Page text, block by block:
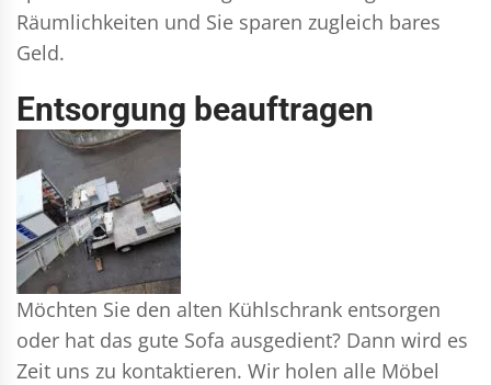
Räumlichkeiten und Sie sparen zugleich bares
Geld.
Entsorgung beauftragen
Möchten Sie den alten Kühlschrank entsorgen
oder hat das gute Sofa ausgedient? Dann wird es
Zeit uns zu kontaktieren. Wir holen alle Möbel